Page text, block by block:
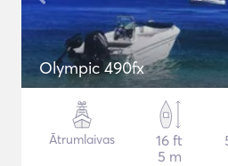
Olympic 490fx
Ātrumlaivas
16 ft
5 m